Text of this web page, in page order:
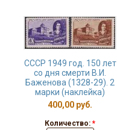
СССР 1949 год. 150 лет
со дня смерти В.И.
Баженова (1328-29). 2
марки (наклейка)
400,00 руб.
Количество: *